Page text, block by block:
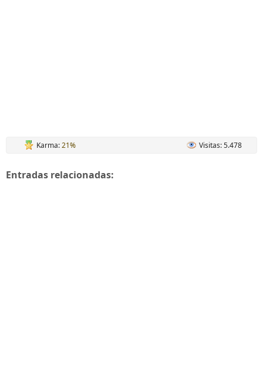
Karma:21% Visitas: 5.478
Entradas relacionadas: